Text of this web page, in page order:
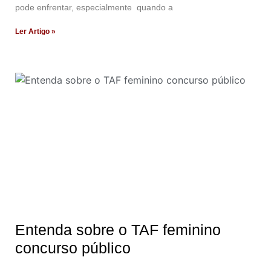
pode enfrentar, especialmente quando a
Ler Artigo »
Entenda sobre o TAF feminino
concurso público